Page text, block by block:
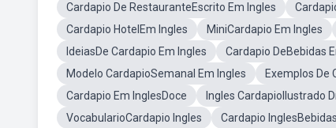
Cardapio De RestauranteEscrito Em Ingles
Cardapio HotelEm Ingles
MiniCardapio Em Ingles
IdeiasDe Cardapio Em Ingles
Cardapio DeBebidas
Modelo CardapioSemanal Em Ingles
Exemplos De
Cardapio Em InglesDoce
Ingles CardapioIlustrado
VocabularioCardapio Ingles
Cardapio InglesBebidas